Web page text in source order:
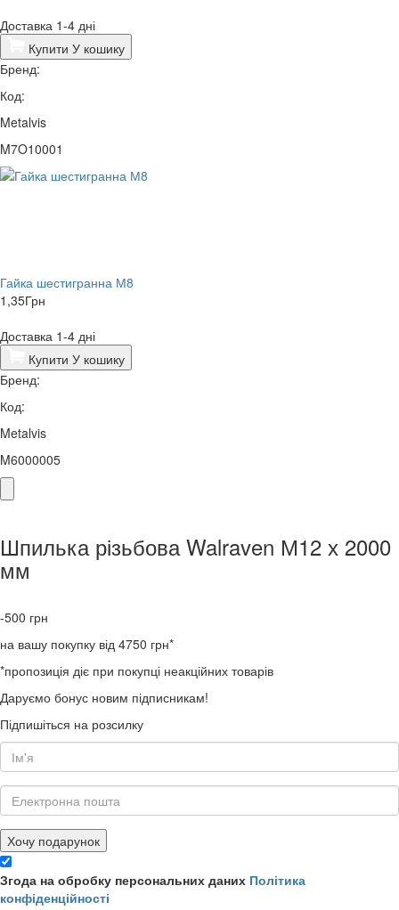
Доставка 1-4 дні
Купити У кошику
Бренд:
Код:
Metalvis
M7O10001
Гайка шестигранна М8
1,35Грн
Доставка 1-4 дні
Купити У кошику
Бренд:
Код:
Metalvis
M6000005
Шпилька різьбова Walraven М12 х 2000
мм
-500 грн
на вашу покупку від 4750 грн*
*пропозиція діє при покупці неакційних товарів
Даруємо бонус новим підписникам!
Підпишіться на розсилку
Хочу подарунок
Згода на обробку персональних даних Політика
конфіденційності